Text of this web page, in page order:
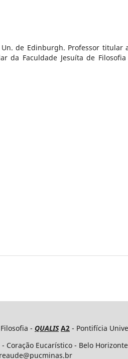
de Edinburgh. Professor titular
da Faculdade Jesuíta de
- QUALIS A2 - Pontifícia
- Coração Eucarístico - Belo